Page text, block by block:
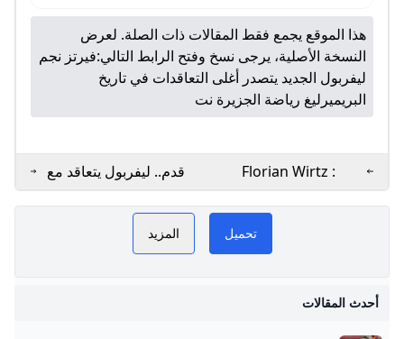
هذا الموقع يجمع فقط المقالات ذات الصلة. لعرض
النسخة الأصلية، يرجى نسخ وفتح الرابط التالي:فيرتز نجم
ليفربول الجديد يتصدر أغلى التعاقدات في تاريخ
البريميرليغ رياضة الجزيرة نت
Florian Wirtz :
Palmarès Age et
Club Liverpool
قدم.. ليفربول يتعاقد مع
الدولي الألماني فلوريان
PLAY NOW
فيرتز
تحميل المزيد
أحدث المقالات